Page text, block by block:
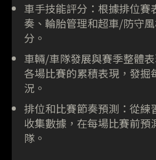
車手技能評分：根據排位賽
奏、輪胎管理和超車/防守
分。
車輛/車隊發展與賽季整體
各場比賽的累積表現，發掘
況。
排位和比賽節奏預測：從練
收集數據，在每場比賽前預
隊。